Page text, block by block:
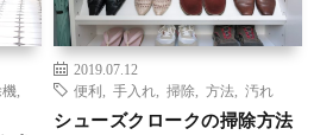
機
2019.07.12
便利
手入れ 掃除 方法 汚れ
シューズクロークの掃除方法